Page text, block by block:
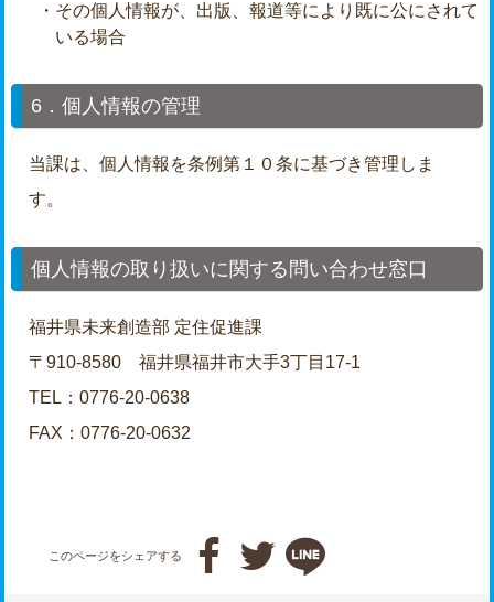
・その個人情報が、出版、報道等により既に公にされて
いる場合
6．個人情報の管理
当課は、個人情報を条例第１０条に基づき管理しま
す。
個人情報の取り扱いに関する問い合わせ窓口
福井県未来創造部 定住促進課
〒910-8580 福井県福井市大手3丁目17-1
TEL：0776-20-0638
FAX：0776-20-0632
このページをシェアする   